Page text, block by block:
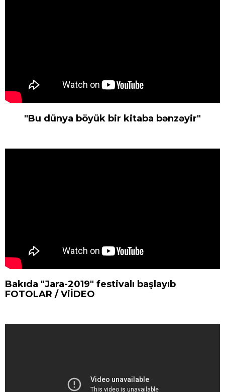
"Bu dünya böyük bir kitaba bənzəyir"
Bakıda "Jara-2019" festivalı başlayıb
FOTOLAR / ViİDEO